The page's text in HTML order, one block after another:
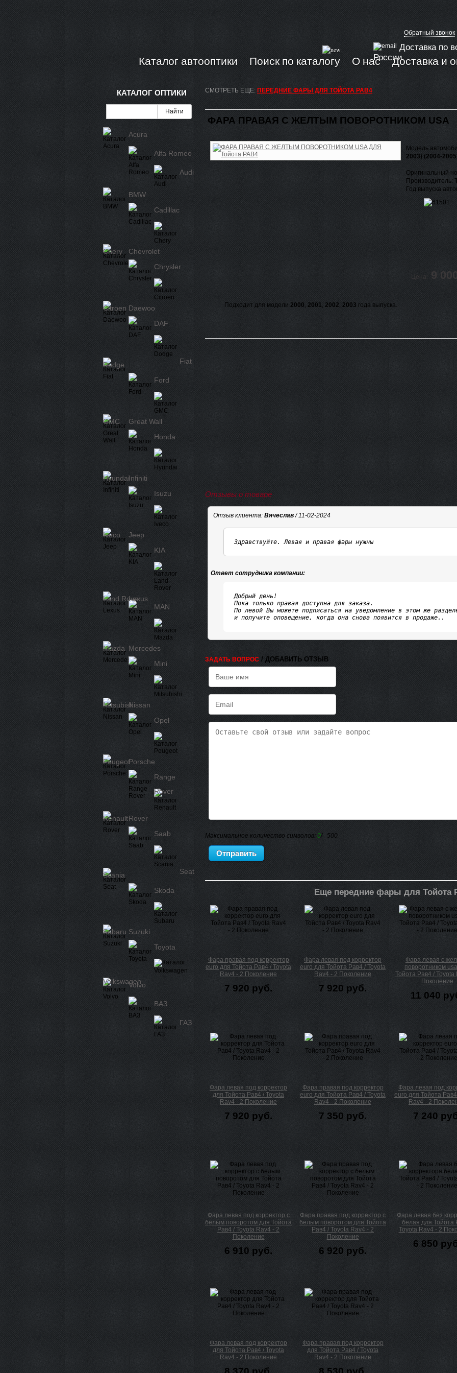
Обратный звонок
Доставка по
России
Каталог автооптики Поиск по каталогу О нас Доставка и
СМОТРЕТЬ ЕЩЕ: ПЕРЕДНИЕ ФАРЫ ДЛЯ ТОЙОТА РАВ4
ФАРА ПРАВАЯ С ЖЕЛТЫМ ПОВОРОТНИКОМ USA
Модель
2003) (2004-
Оригинальный
Производитель:
Год выпуска
Цена: 9
Подходит для модели 2000, 2001, 2002, 2003 года выпуска.
Отзывы о товаре
Отзыв клиента: Вячеслав/ 11-02-2024
Здравствуйте. Левая и правая фары нужны
Ответ сотрудника компании:
Добрый день!
Пока только правая доступна для заказа.
По левой Вы можете подписаться на уведомление в этом же
и получите оповещение, когда она снова появится в продаже..
ЗАДАТЬ ВОПРОС / ДОБАВИТЬ ОТЗЫВ
Максимальное количество символов: 0/ 500
Еще передние фары для Тойота
Фара правая под корректор
euro для Тойота Рав4 / Toyota
Rav4 - 2 Поколение
7 920 руб.
Фара левая под корректор
euro для Тойота Рав4 / Toyota
Rav4 - 2 Поколение
7 920 руб.
Фара левая с
поворотником
Тойота Рав4 / Toyota
Поколение
11 040
Фара левая под корректор
для Тойота Рав4 / Toyota
Rav4 - 2 Поколение
7 920 руб.
Фара правая под корректор
euro для Тойота Рав4 / Toyota
Rav4 - 2 Поколение
7 350 руб.
Фара левая под
euro для Тойота
Rav4 - 2
7 240
Фара левая под корректор с
белым поворотом для Тойота
Рав4 / Toyota Rav4 - 2
Поколение
6 910 руб.
Фара правая под корректор с
белым поворотом для Тойота
Рав4 / Toyota Rav4 - 2
Поколение
6 920 руб.
Фара левая без
белая для Тойота
Toyota Rav4 - 2
6 850
Фара левая под корректор
для Тойота Рав4 / Toyota
Rav4 - 2 Поколение
Фара правая под корректор
для Тойота Рав4 / Toyota
Rav4 - 2 Поколение
КАТАЛОГ ОПТИКИ
Acura
Alfa Romeo
Audi
BMW
Cadillac
Chery
Chevrolet
Chrysler
Citroen Daewoo
DAF
Dodge Fiat
Ford
GMC
Great Wall
Honda
HyundaiInfiniti
Isuzu
Iveco
Jeep
KIA
Land Rover
Lexus
MAN
Mazda Mercedes
Mini
MitsubishiNissan
Opel
PeugeotPorsche
Range
Rover
RenaultRover
Saab
Scania Seat
Skoda
Subaru Suzuki
Toyota
Volkswagen
Volvo
ВАЗ
ГАЗ